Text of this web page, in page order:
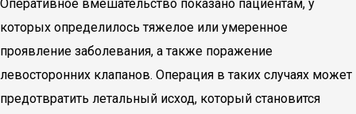
Оперативное вмешательство показано пациентам, у
которых определилось тяжелое или умеренное
проявление заболевания, а также поражение
левосторонних клапанов. Операция в таких случаях может
предотвратить летальный исход, который становится